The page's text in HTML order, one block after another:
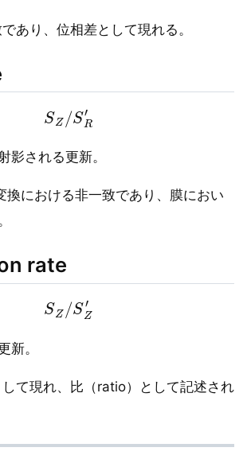
あり、位相差として現れる。
SZ SR
影される更新。
における非一致であり、膜におい
rate
SZ SZ
新。
て現れ、比（ratio）として記述され